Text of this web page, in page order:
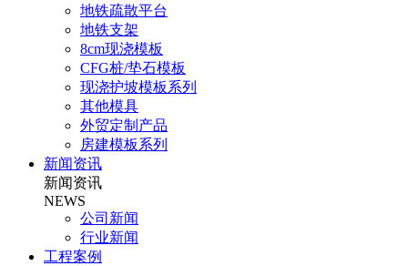
地铁疏散平台
地铁支架
8cm现浇模板
CFG桩/垫石模板
现浇护坡模板系列
其他模具
外贸定制产品
房建模板系列
新闻资讯
新闻资讯
NEWS
公司新闻
行业新闻
工程案例